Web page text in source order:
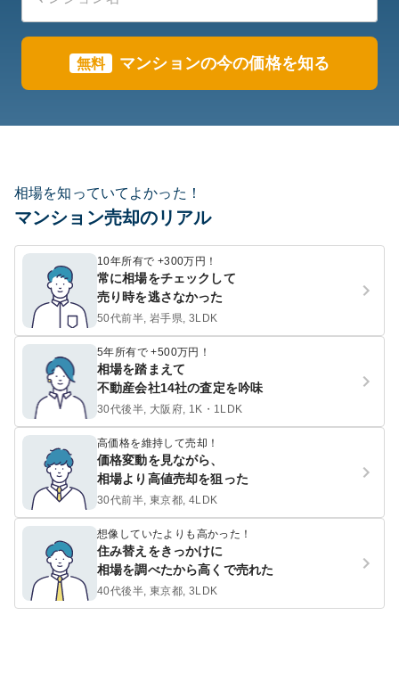
無料 マンションの今の価格を知る
相場を知っていてよかった！
マンション売却のリアル
10年所有で +300万円！
常に相場をチェックして
売り時を逃さなかった
50代前半, 岩手県, 3LDK
5年所有で +500万円！
相場を踏まえて
不動産会社14社の査定を吟味
30代後半, 大阪府, 1K・1LDK
高価格を維持して売却！
価格変動を見ながら、
相場より高値売却を狙った
30代前半, 東京都, 4LDK
想像していたよりも高かった！
住み替えをきっかけに
相場を調べたから高くで売れた
40代後半, 東京都, 3LDK